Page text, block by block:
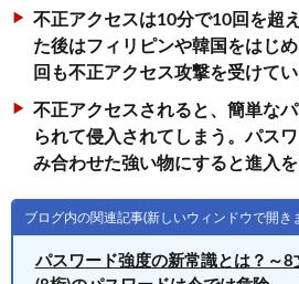
不正アクセスは10分で10回を超
た後はフィリピンや韓国をはじ
回も不正アクセス攻撃を受けてい
不正アクセスされると、簡単な
られて侵入されてしまう。パス
み合わせた強い物にすると進入を
ブログ内の関連記事(新しいウィンドウで開き
パスワード強度の新常識とは？～8